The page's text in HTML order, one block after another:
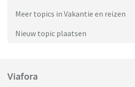
Meer topics in Vakantie en reizen
Nieuw topic plaatsen
Viafora